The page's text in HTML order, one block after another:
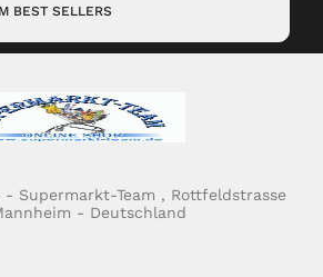
BEST SELLERS
- Supermarkt-Team , Rottfeldstrasse
- Deutschland